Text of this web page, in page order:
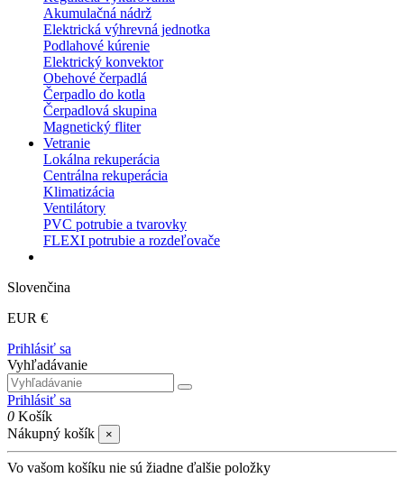
Akumulačná nádrž
Elektrická výhrevná jednotka
Podlahové kúrenie
Elektrický konvektor
Obehové čerpadlá
Čerpadlo do kotla
Čerpadlová skupina
Magnetický fliter
Vetranie
Lokálna rekuperácia
Centrálna rekuperácia
Klimatizácia
Ventilátory
PVC potrubie a tvarovky
FLEXI potrubie a rozdeľovače
Slovenčina
EUR €
Prihlásiť sa
Vyhľadávanie
Prihlásiť sa
0 Košík
Nákupný košík
×
Vo vašom košíku nie sú žiadne ďalšie položky